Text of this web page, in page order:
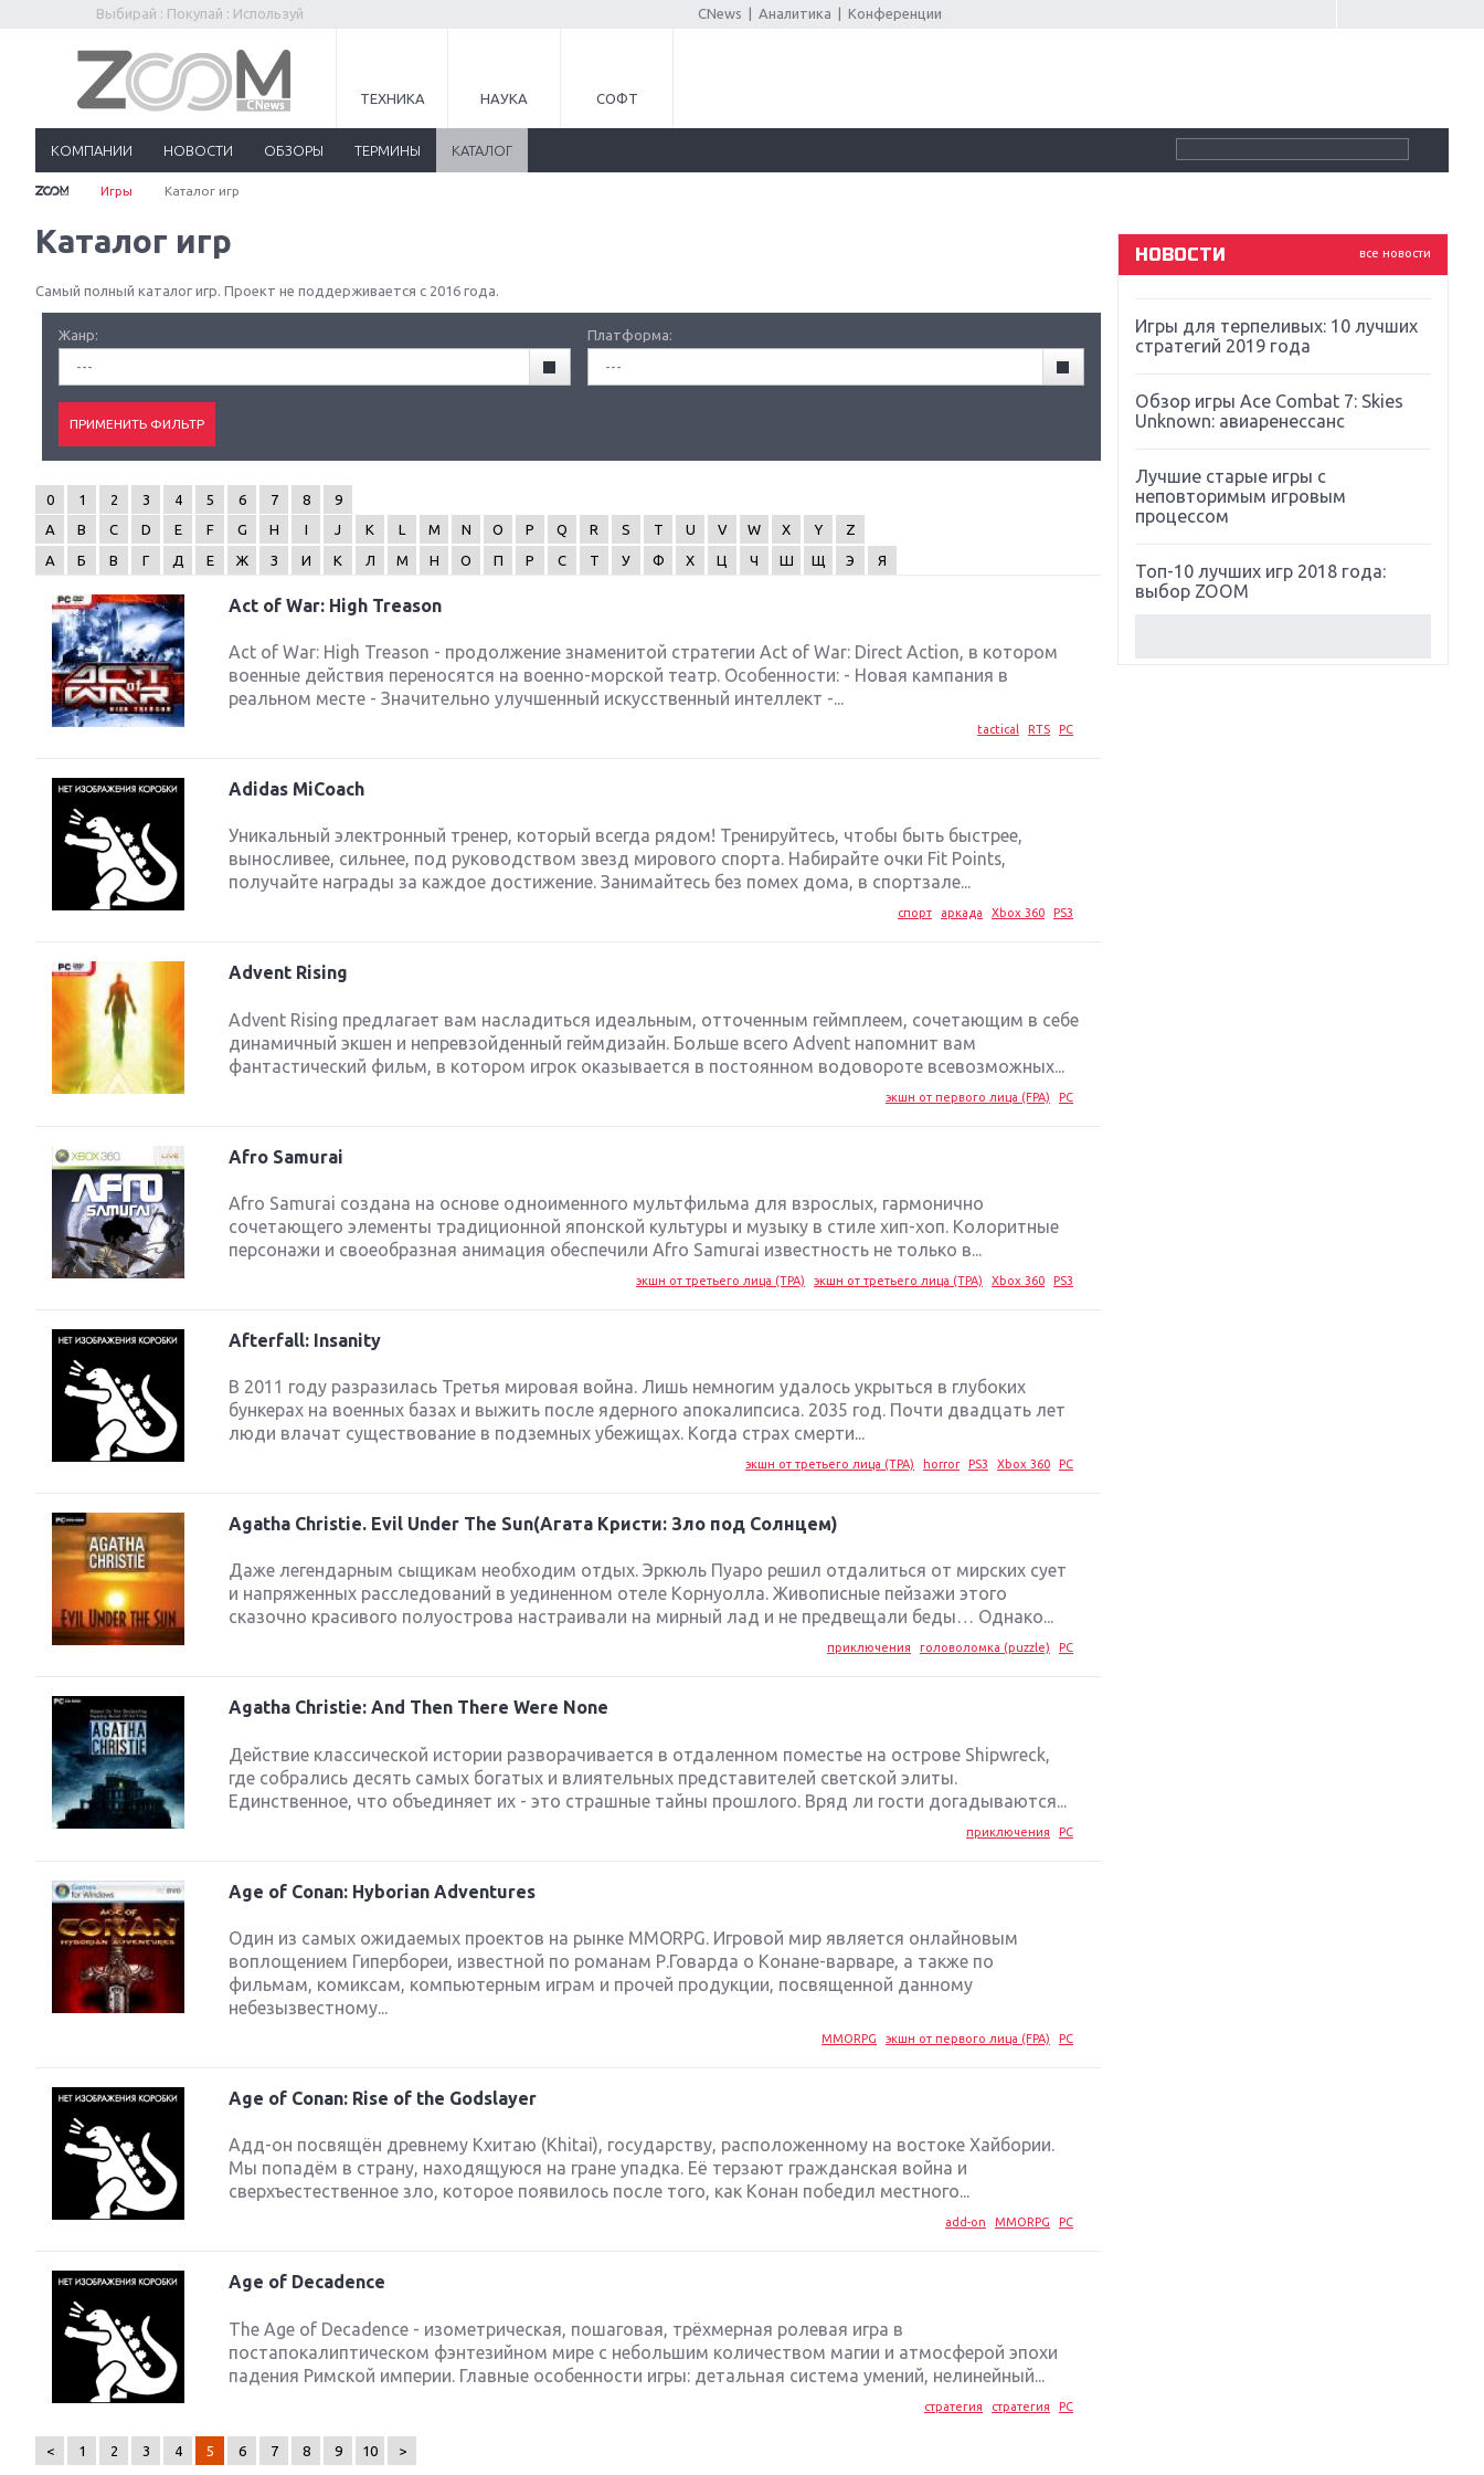
Выбирай : Покупай : Используй CNews Аналитика Конференции
ТЕХНИКА НАУКА СОФТ
КОМПАНИИ НОВОСТИ ОБЗОРЫ ТЕРМИНЫ КАТАЛОГ
Игры Каталог игр
Каталог игр
Самый полный каталог игр. Проект не поддерживается с 2016 года.
Жанр:
---
Платформа:
---
0 1 2 3 4 5 6 7 8
9
A
B C D E F G H I J K L M N O P Q R S T U V W X Y
Z
А
Б В Г Д Е Ж З И К Л М Н О П Р С Т У Ф Х Ц Ч Ш Щ Э Я
Act of War: High Treason
Act of War: High Treason - продолжение знаменитой стратегии Act of War: Direct Action, в котором
военные действия переносятся на военно-морской театр. Особенности: - Новая кампания в
реальном месте - Значительно улучшенный искусственный интеллект -...
tactical RTS PC
Adidas MiCoach
Уникальный электронный тренер, который всегда рядом! Тренируйтесь, чтобы быть быстрее,
выносливее, сильнее, под руководством звезд мирового спорта. Набирайте очки Fit Points,
получайте награды за каждое достижение. Занимайтесь без помех дома, в спортзале...
спорт аркада Xbox 360 PS3
Advent Rising
Advent Rising предлагает вам насладиться идеальным, отточенным геймплеем, сочетающим в себе
динамичный экшен и непревзойденный геймдизайн. Больше всего Advent напомнит вам
фантастический фильм, в котором игрок оказывается в постоянном водовороте всевозможных...
экшн от первого лица (FPA) PC
Afro Samurai
Afro Samurai создана на основе одноименного мультфильма для взрослых, гармонично
сочетающего элементы традиционной японской культуры и музыку в стиле хип-хоп. Колоритные
персонажи и своеобразная анимация обеспечили Afro Samurai известность не только в...
экшн от третьего лица (TPA) экшн от третьего лица (TPA) Xbox 360 PS3
Afterfall: Insanity
В 2011 году разразилась Третья мировая война. Лишь немногим удалось укрыться в глубоких
бункерах на военных базах и выжить после ядерного апокалипсиса. 2035 год. Почти двадцать лет
люди влачат существование в подземных убежищах. Когда страх смерти...
экшн от третьего лица (TPA) horror PS3 Xbox 360 PC
Agatha Christie. Evil Under The Sun(Агата Кристи: Зло под Солнцем)
Даже легендарным сыщикам необходим отдых. Эркюль Пуаро решил отдалиться от мирских сует
и напряженных расследований в уединенном отеле Корнуолла. Живописные пейзажи этого
сказочно красивого полуострова настраивали на мирный лад и не предвещали беды… Однако...
приключения головоломка (puzzle) PC
Agatha Christie: And Then There Were None
Действие классической истории разворачивается в отдаленном поместье на острове Shipwreck,
где собрались десять самых богатых и влиятельных представителей светской элиты.
Единственное, что объединяет их - это страшные тайны прошлого. Вряд ли гости догадываются...
приключения PC
Age of Conan: Hyborian Adventures
Один из самых ожидаемых проектов на рынке MMORPG. Игровой мир является онлайновым
воплощением Гипербореи, известной по романам Р.Говарда о Конане-варваре, а также по
фильмам, комиксам, компьютерным играм и прочей продукции, посвященной данному
небезызвестному...
MMORPG экшн от первого лица (FPA) PC
Age of Conan: Rise of the Godslayer
Адд-он посвящён древнему Кхитаю (Khitai), государству, расположенному на востоке Хайбории.
Мы попадём в страну, находящуюся на гране упадка. Её терзают гражданская война и
сверхъестественное зло, которое появилось после того, как Конан победил местного...
add-on MMORPG PC
Age of Decadence
The Age of Decadence - изометрическая, пошаговая, трёхмерная ролевая игра в
постапокалиптическом фэнтезийном мире с небольшим количеством магии и атмосферой эпохи
падения Римской империи. Главные особенности игры: детальная система умений, нелинейный...
стратегия стратегия PC
< 1 2 3 4 5 6 7 8 9 10 >
все новости
НОВОСТИ
Souls
Far Cry 5: хвалить нельзя ругать
Игры для терпеливых: 10 лучших
стратегий 2019 года
Обзор игры Ace Combat 7: Skies
Unknown: авиаренессанс
Лучшие старые игры с
неповторимым игровым
процессом
Топ-10 лучших игр 2018 года:
выбор ZOOM
Next